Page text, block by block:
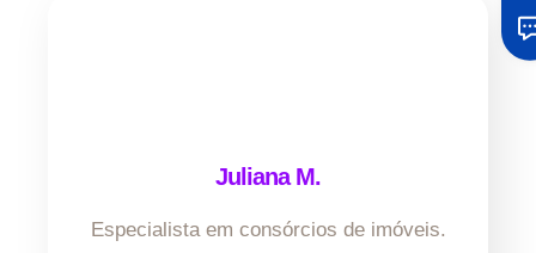
Juliana M.
Especialista em consórcios de imóveis.